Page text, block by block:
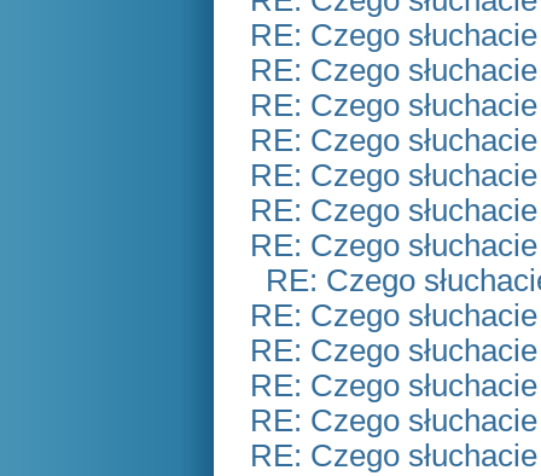
RE: Czego
RE: Czego
RE: Czego
RE: Czego
RE: Czego
RE: Czego
RE: Czego
RE: Czego
RE: Czego
RE: Czego
RE: Czego
RE: Czego
RE: Czego